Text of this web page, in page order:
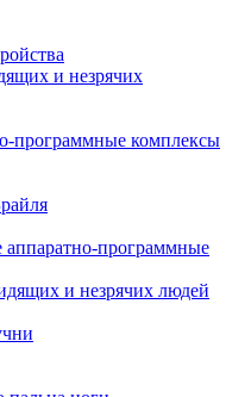
и незрячих
программные комплексы
программные
и незрячих людей